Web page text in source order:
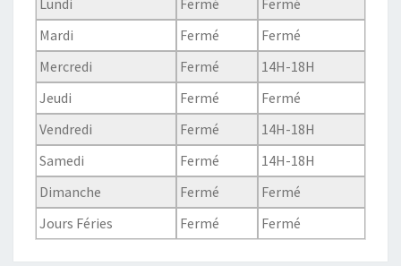
Lundi Fermé
Fermé
Mardi
Fermé
Fermé
Mercredi
Fermé
14H-18H
Jeudi
Fermé
Fermé
Vendredi
Fermé
14H-18H
Samedi
Fermé
14H-18H
Dimanche
Fermé
Fermé
Jours Féries
Fermé Fermé